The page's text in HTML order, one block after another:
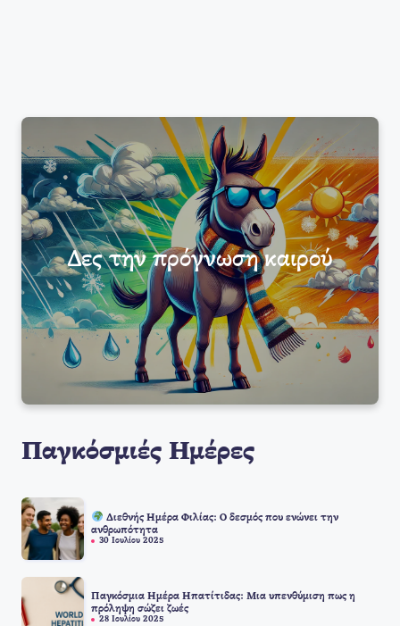
Δες την πρόγνωση καιρού
Παγκόσμιές Ημέρες
Διεθνής Ημέρα Φιλίας: Ο δεσμός που ενώνει την
ανθρωπότητα
30 Ιουλίου 2025
Παγκόσμια Ημέρα Ηπατίτιδας: Μια υπενθύμιση πως η
πρόληψη σώζει ζωές
28 Ιουλίου 2025